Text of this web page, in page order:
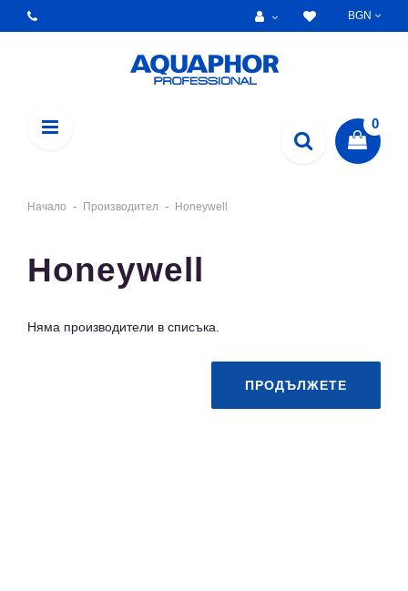
BGN
0
Начало Производител Honeywell
Honeywell
Няма производители в списъка.
ПРОДЪЛЖЕТЕ